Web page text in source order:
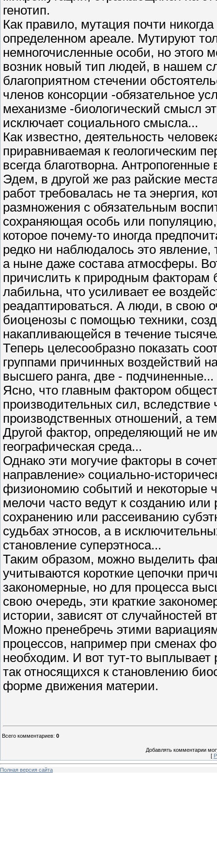
генотип.
Как правило, мутация почти
определенном ареале. Мутируют
немногочисленные особи, но этого
возник новый тип людей, в нашем
благоприятном стечении
членов консорции -обязательное
механизме -биологический смысл
исключает социального смысла...
Как известно, деятельность
приравниваемая к геологическим
всегда благотворна.
Эдем, в другой же раз райские
работ требовалась не та энергия,
размножения с обязательным
сохраняющая особь или
которое почему-то иногда
редко ни наблюдалось это
а ныне даже состава атмосферы.
причислить к природным факторам
лабильна, что усиливает ее
реадаптироваться. А люди, в свою
биоценозы с помощью техники,
накапливающейся в течение
Теперь целесообразно показать
группами причинных воздействий
высшего ранга, две - подчиненные...
Ясно, что главным фактором
производительных сил, вследствие
производственных отношений, а
Другой фактор, определяющий не
географическая среда...
Однако эти могучие факторы в
направление» социально-
физиономию событий и некоторые
мелочи часто ведут к созданию
сохранению или рассеиванию
судьбах этносов, а в
становление суперэтноса...
Таким образом, можно выделить
учитываются короткие цепочки
закономерные, но для процесса
свою очередь, эти краткие
истории, зависят от случайностей
Можно пренебречь этими
процессов, например при сменах
необходим. И вот тут-то
так относящихся к становлению
форме движения материи.
Всего комментариев: 0
Добавлять комментарии
[
Полная версия сайта